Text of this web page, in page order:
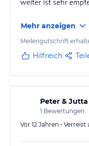
Mehr anzeigen
Meilengutschrift
Hilfreich
Peter & Jutta
1 Bewertungen
Vor 12 Jahren •